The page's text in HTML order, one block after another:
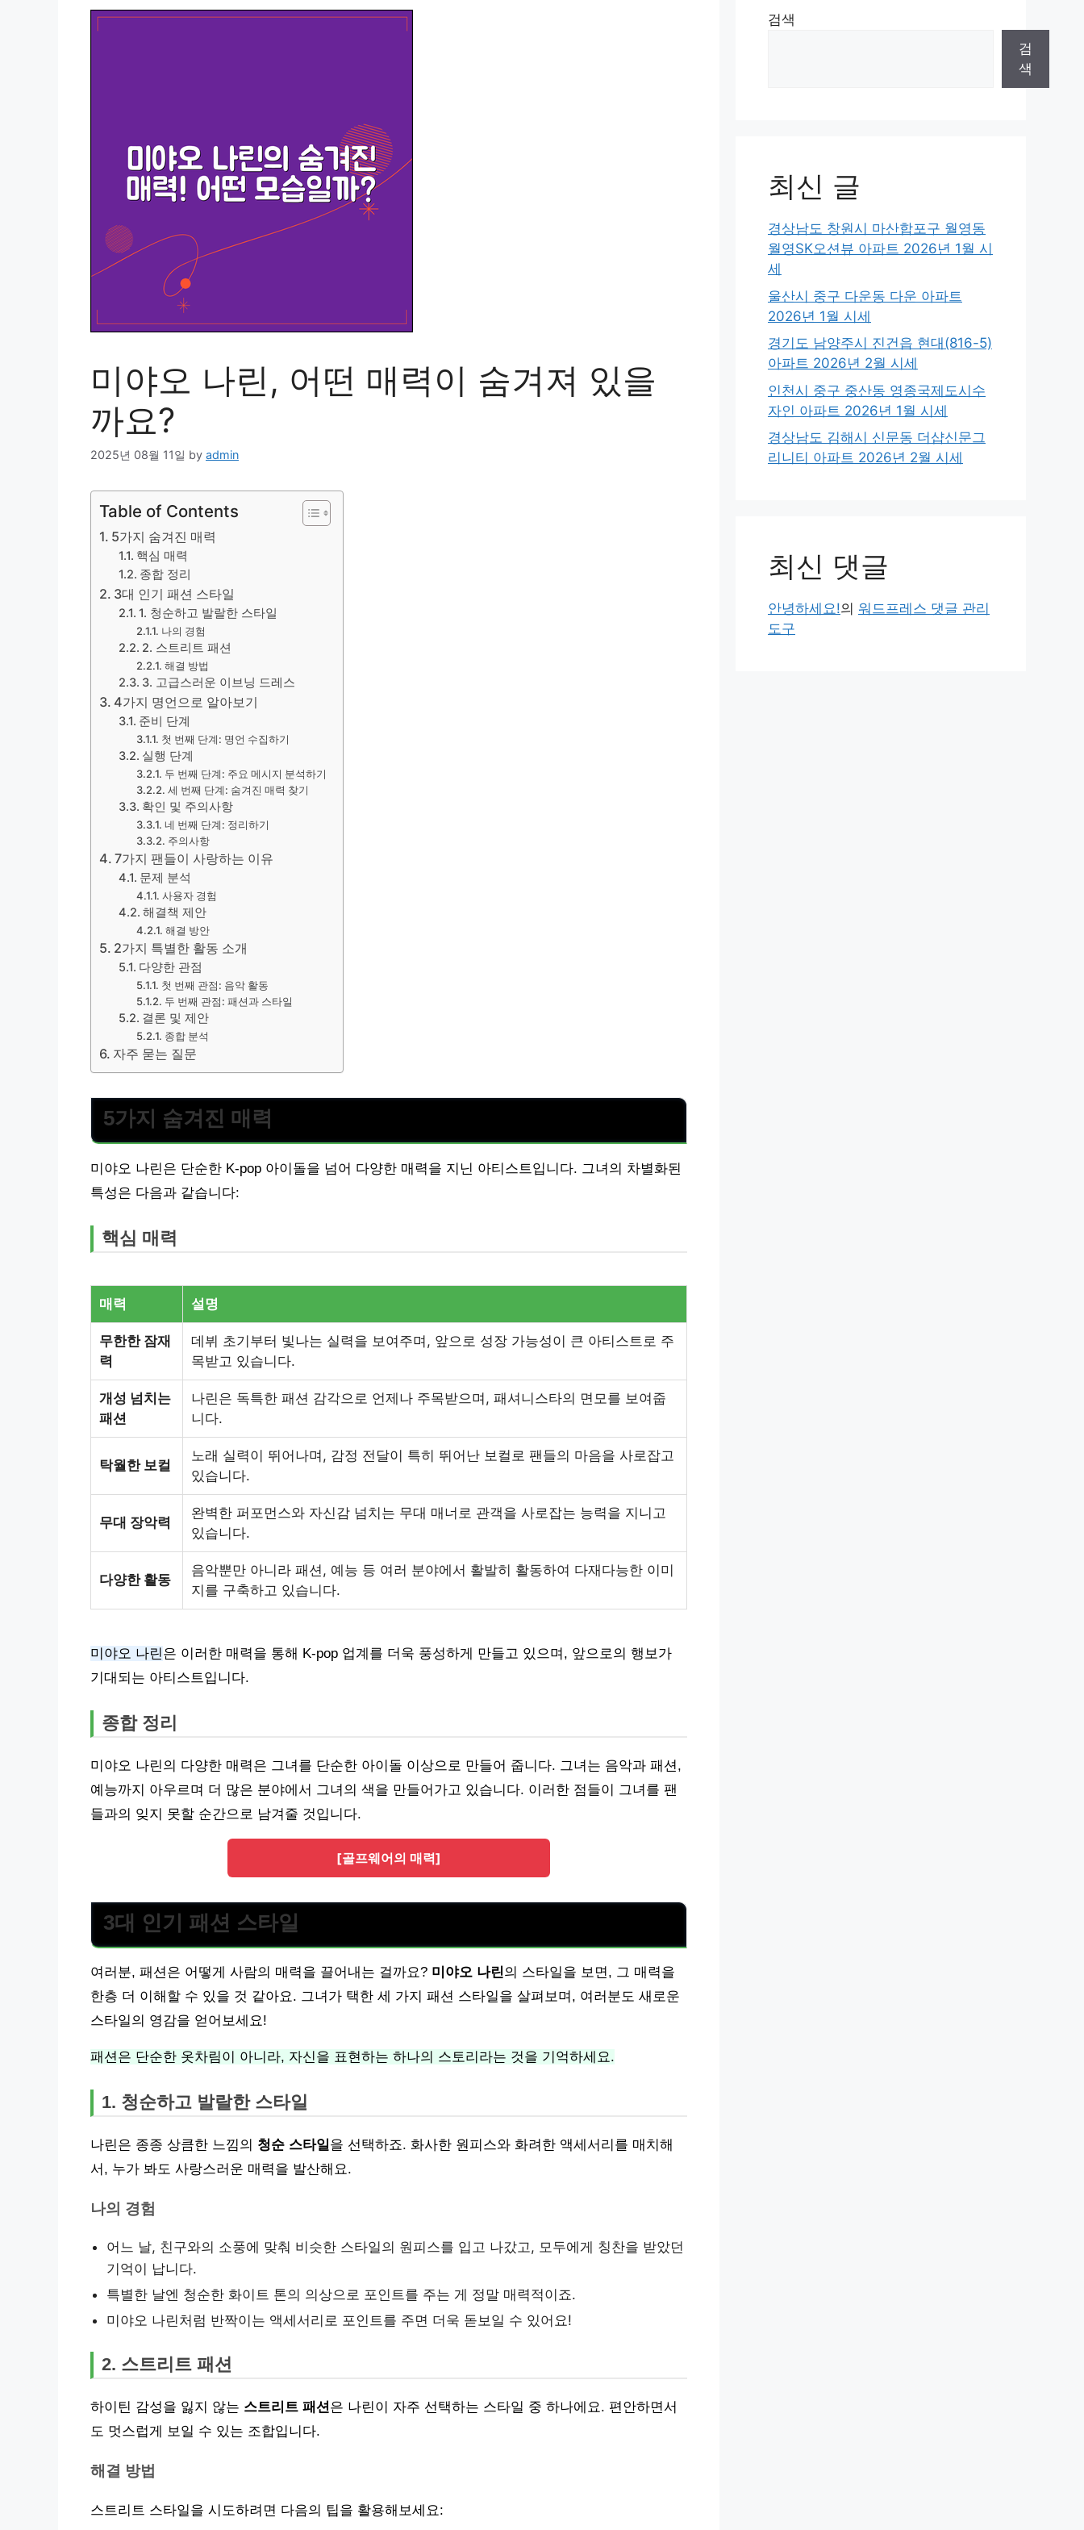
미야오 나린, 어떤 매력이 숨겨져 있을
까요?
2025년 08월 11일 by admin
Table of Contents
5가지 숨겨진 매력
핵심 매력
종합 정리
3대 인기 패션 스타일
1. 청순하고 발랄한 스타일
나의 경험
2. 스트리트 패션
해결 방법
3. 고급스러운 이브닝 드레스
4가지 명언으로 알아보기
준비 단계
첫 번째 단계: 명언 수집하기
실행 단계
두 번째 단계: 주요 메시지 분석하기
세 번째 단계: 숨겨진 매력 찾기
확인 및 주의사항
네 번째 단계: 정리하기
주의사항
7가지 팬들이 사랑하는 이유
문제 분석
사용자 경험
해결책 제안
해결 방안
2가지 특별한 활동 소개
다양한 관점
첫 번째 관점: 음악 활동
두 번째 관점: 패션과 스타일
결론 및 제안
종합 분석
자주 묻는 질문
5가지 숨겨진 매력
미야오 나린은 단순한 K-pop 아이돌을 넘어 다양한 매력을 지닌 아티스트입니다. 그녀의 차별화된
특성은 다음과 같습니다:
핵심 매력
매력 설명
무한한 잠재
력
데뷔 초기부터 빛나는 실력을 보여주며, 앞으로 성장 가능성이 큰 아티스트로 주
목받고 있습니다.
개성 넘치는
패션
나린은 독특한 패션 감각으로 언제나 주목받으며, 패셔니스타의 면모를 보여줍
니다.
탁월한 보컬
노래 실력이 뛰어나며, 감정 전달이 특히 뛰어난 보컬로 팬들의 마음을 사로잡고
있습니다.
무대 장악력
완벽한 퍼포먼스와 자신감 넘치는 무대 매너로 관객을 사로잡는 능력을 지니고
있습니다.
다양한 활동
음악뿐만 아니라 패션, 예능 등 여러 분야에서 활발히 활동하여 다재다능한 이미
지를 구축하고 있습니다.
미야오 나린 은 이러한 매력을 통해 K-pop 업계를 더욱 풍성하게 만들고 있으며, 앞으로의 행보가
기대되는 아티스트입니다.
종합 정리
미야오 나린의 다양한 매력은 그녀를 단순한 아이돌 이상으로 만들어 줍니다. 그녀는 음악과 패션,
예능까지 아우르며 더 많은 분야에서 그녀의 색을 만들어가고 있습니다. 이러한 점들이 그녀를 팬
들과의 잊지 못할 순간으로 남겨줄 것입니다.
[골프웨어의 매력]
3대 인기 패션 스타일
여러분, 패션은 어떻게 사람의 매력을 끌어내는 걸까요? 미야오 나린의 스타일을 보면, 그 매력을
한층 더 이해할 수 있을 것 같아요. 그녀가 택한 세 가지 패션 스타일을 살펴보며, 여러분도 새로운
스타일의 영감을 얻어보세요!
패션은 단순한 옷차림이 아니라, 자신을 표현하는 하나의 스토리라는 것을 기억하세요.
1. 청순하고 발랄한 스타일
나린은 종종 상큼한 느낌의 청순 스타일을 선택하죠. 화사한 원피스와 화려한 액세서리를 매치해
서, 누가 봐도 사랑스러운 매력을 발산해요.
나의 경험
어느 날, 친구와의 소풍에 맞춰 비슷한 스타일의 원피스를 입고 나갔고, 모두에게 칭찬을 받았던
기억이 납니다.
특별한 날엔 청순한 화이트 톤의 의상으로 포인트를 주는 게 정말 매력적이죠.
미야오 나린처럼 반짝이는 액세서리로 포인트를 주면 더욱 돋보일 수 있어요!
2. 스트리트 패션
하이틴 감성을 잃지 않는 스트리트 패션은 나린이 자주 선택하는 스타일 중 하나에요. 편안하면서
도 멋스럽게 보일 수 있는 조합입니다.
해결 방법
스트리트 스타일을 시도하려면 다음의 팁을 활용해보세요:
검색
검
색
최신 글
경상남도 창원시 마산합포구 월영동
월영SK오션뷰 아파트 2026년 1월 시
세
울산시 중구 다운동 다운 아파트
2026년 1월 시세
경기도 남양주시 진건읍 현대(816-5)
아파트 2026년 2월 시세
인천시 중구 중산동 영종국제도시수
자인 아파트 2026년 1월 시세
경상남도 김해시 신문동 더샵신문그
리니티 아파트 2026년 2월 시세
최신 댓글
안녕하세요!의 워드프레스 댓글 관리
도구